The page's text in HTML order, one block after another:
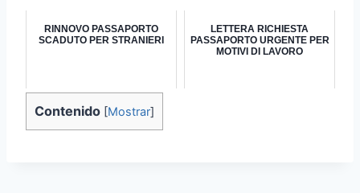
RINNOVO PASSAPORTO
SCADUTO PER STRANIERI
LETTERA RICHIESTA
PASSAPORTO URGENTE PER
MOTIVI DI LAVORO
Contenido [Mostrar]